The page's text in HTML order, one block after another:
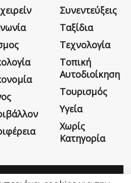
Συνεντεύξεις
Ταξίδια
Τεχνολογία
Τοπική
Αυτοδιοίκηση
Τουρισμός
Υγεία
Χωρίς
Κατηγορία